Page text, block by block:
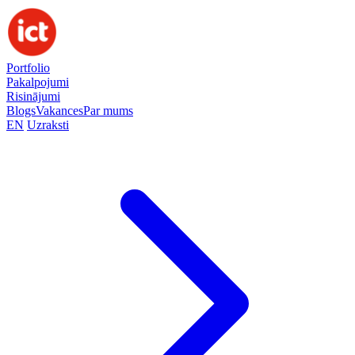
Portfolio
Pakalpojumi
Risinājumi
BlogsVakancesPar mums
EN Uzraksti